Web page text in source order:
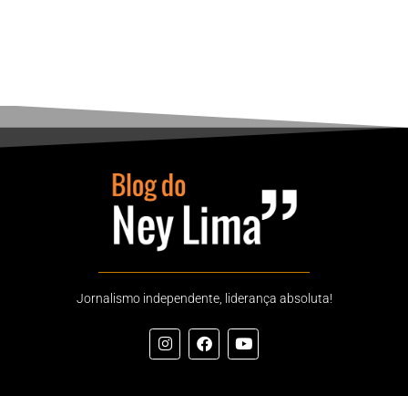
Jornalismo independente, liderança absoluta!